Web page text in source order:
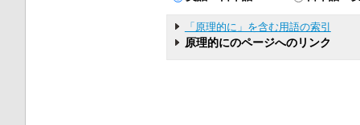
「原理的に」を含む用語の索引
原理的にのページへのリンク